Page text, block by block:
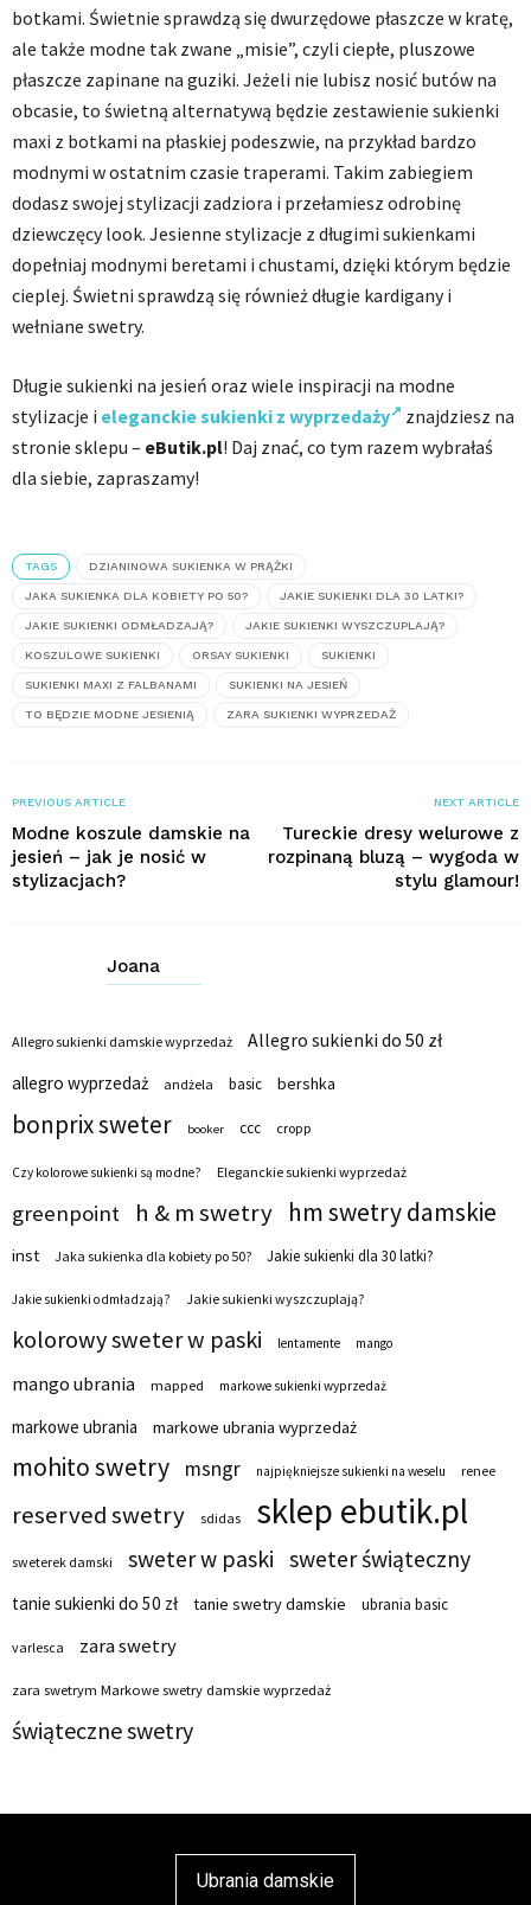
botkami. Świetnie sprawdzą się dwurzędowe płaszcze w kratę,
ale także modne tak zwane „misie”, czyli ciepłe, pluszowe
płaszcze zapinane na guziki. Jeżeli nie lubisz nosić butów na
obcasie, to świetną alternatywą będzie zestawienie sukienki
maxi z botkami na płaskiej podeszwie, na przykład bardzo
modnymi w ostatnim czasie traperami. Takim zabiegiem
dodasz swojej stylizacji zadziora i przełamiesz odrobinę
dziewczęcy look. Jesienne stylizacje z długimi sukienkami
dopełniaj modnymi beretami i chustami, dzięki którym będzie
cieplej. Świetni sprawdzą się również długie kardigany i
wełniane swetry.
Długie sukienki na jesień oraz wiele inspiracji na modne
stylizacje i eleganckie sukienki z wyprzedaży
znajdziesz na
stronie sklepu – eButik.pl! Daj znać, co tym razem wybrałaś
dla siebie, zapraszamy!
TAGS DZIANINOWA SUKIENKA W PRĄŻKI
JAKA SUKIENKA DLA KOBIETY PO 50? JAKIE SUKIENKI DLA 30 LATKI?
JAKIE SUKIENKI ODMŁADZAJĄ? JAKIE SUKIENKI WYSZCZUPLAJĄ?
KOSZULOWE SUKIENKI ORSAY SUKIENKI SUKIENKI
SUKIENKI MAXI Z FALBANAMI SUKIENKI NA JESIEŃ
TO BĘDZIE MODNE JESIENIĄ ZARA SUKIENKI WYPRZEDAŻ
PREVIOUS ARTICLE
Modne koszule damskie na
jesień – jak je nosić w
stylizacjach?
NEXT ARTICLE
Tureckie dresy welurowe z
rozpinaną bluzą – wygoda w
stylu glamour!
Joana
Allegro sukienki damskie wyprzedaż
Allegro sukienki do 50 zł
allegro wyprzedaż
andżela basic bershka
bonprix sweter booker ccc cropp
Czy kolorowe sukienki są modne? Eleganckie sukienki wyprzedaż
greenpoint h & m swetry hm swetry damskie
inst Jaka sukienka dla kobiety po 50? Jakie sukienki dla 30 latki?
Jakie sukienki odmładzają? Jakie sukienki wyszczuplają?
kolorowy sweter w paski lentamente mango
mango ubrania mapped markowe sukienki wyprzedaż
markowe ubrania markowe ubrania wyprzedaż
mohito swetry msngr najpiękniejsze sukienki na weselu renee
reserved swetry sdidas sklep ebutik.pl
sweterek damski sweter w paski sweter świąteczny
tanie sukienki do 50 zł tanie swetry damskie ubrania basic
varlesca zara swetry
zara swetrym Markowe swetry damskie wyprzedaż
świąteczne swetry
Ubrania damskie